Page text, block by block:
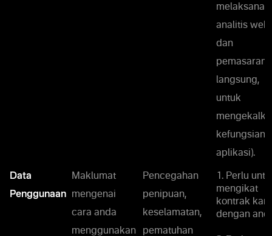
analitis web
dan
pemasaran
langsung,
untuk
kefungsian
aplikasi).
Data
Penggunaan
Maklumat
mengenai
cara anda
menggunakan
Pencegahan
penipuan,
keselamatan,
pematuhan
1. Perlu
mengikat
kontrak
dengan